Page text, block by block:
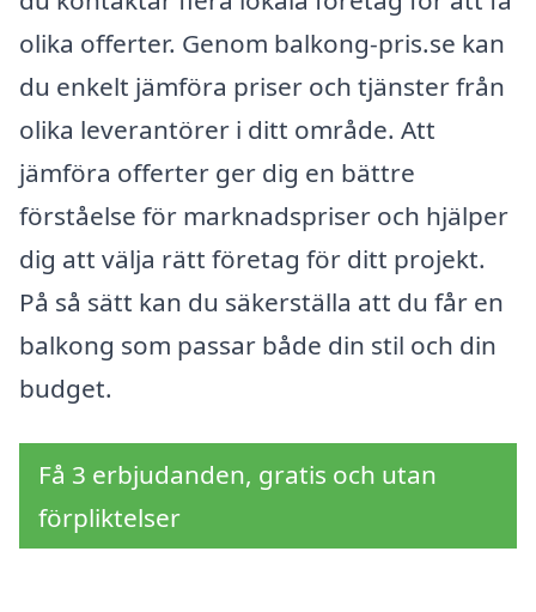
olika offerter. Genom balkong-pris.se kan
du enkelt jämföra priser och tjänster från
olika leverantörer i ditt område. Att
jämföra offerter ger dig en bättre
förståelse för marknadspriser och hjälper
dig att välja rätt företag för ditt projekt.
På så sätt kan du säkerställa att du får en
balkong som passar både din stil och din
budget.
Få 3 erbjudanden, gratis och utan
förpliktelser